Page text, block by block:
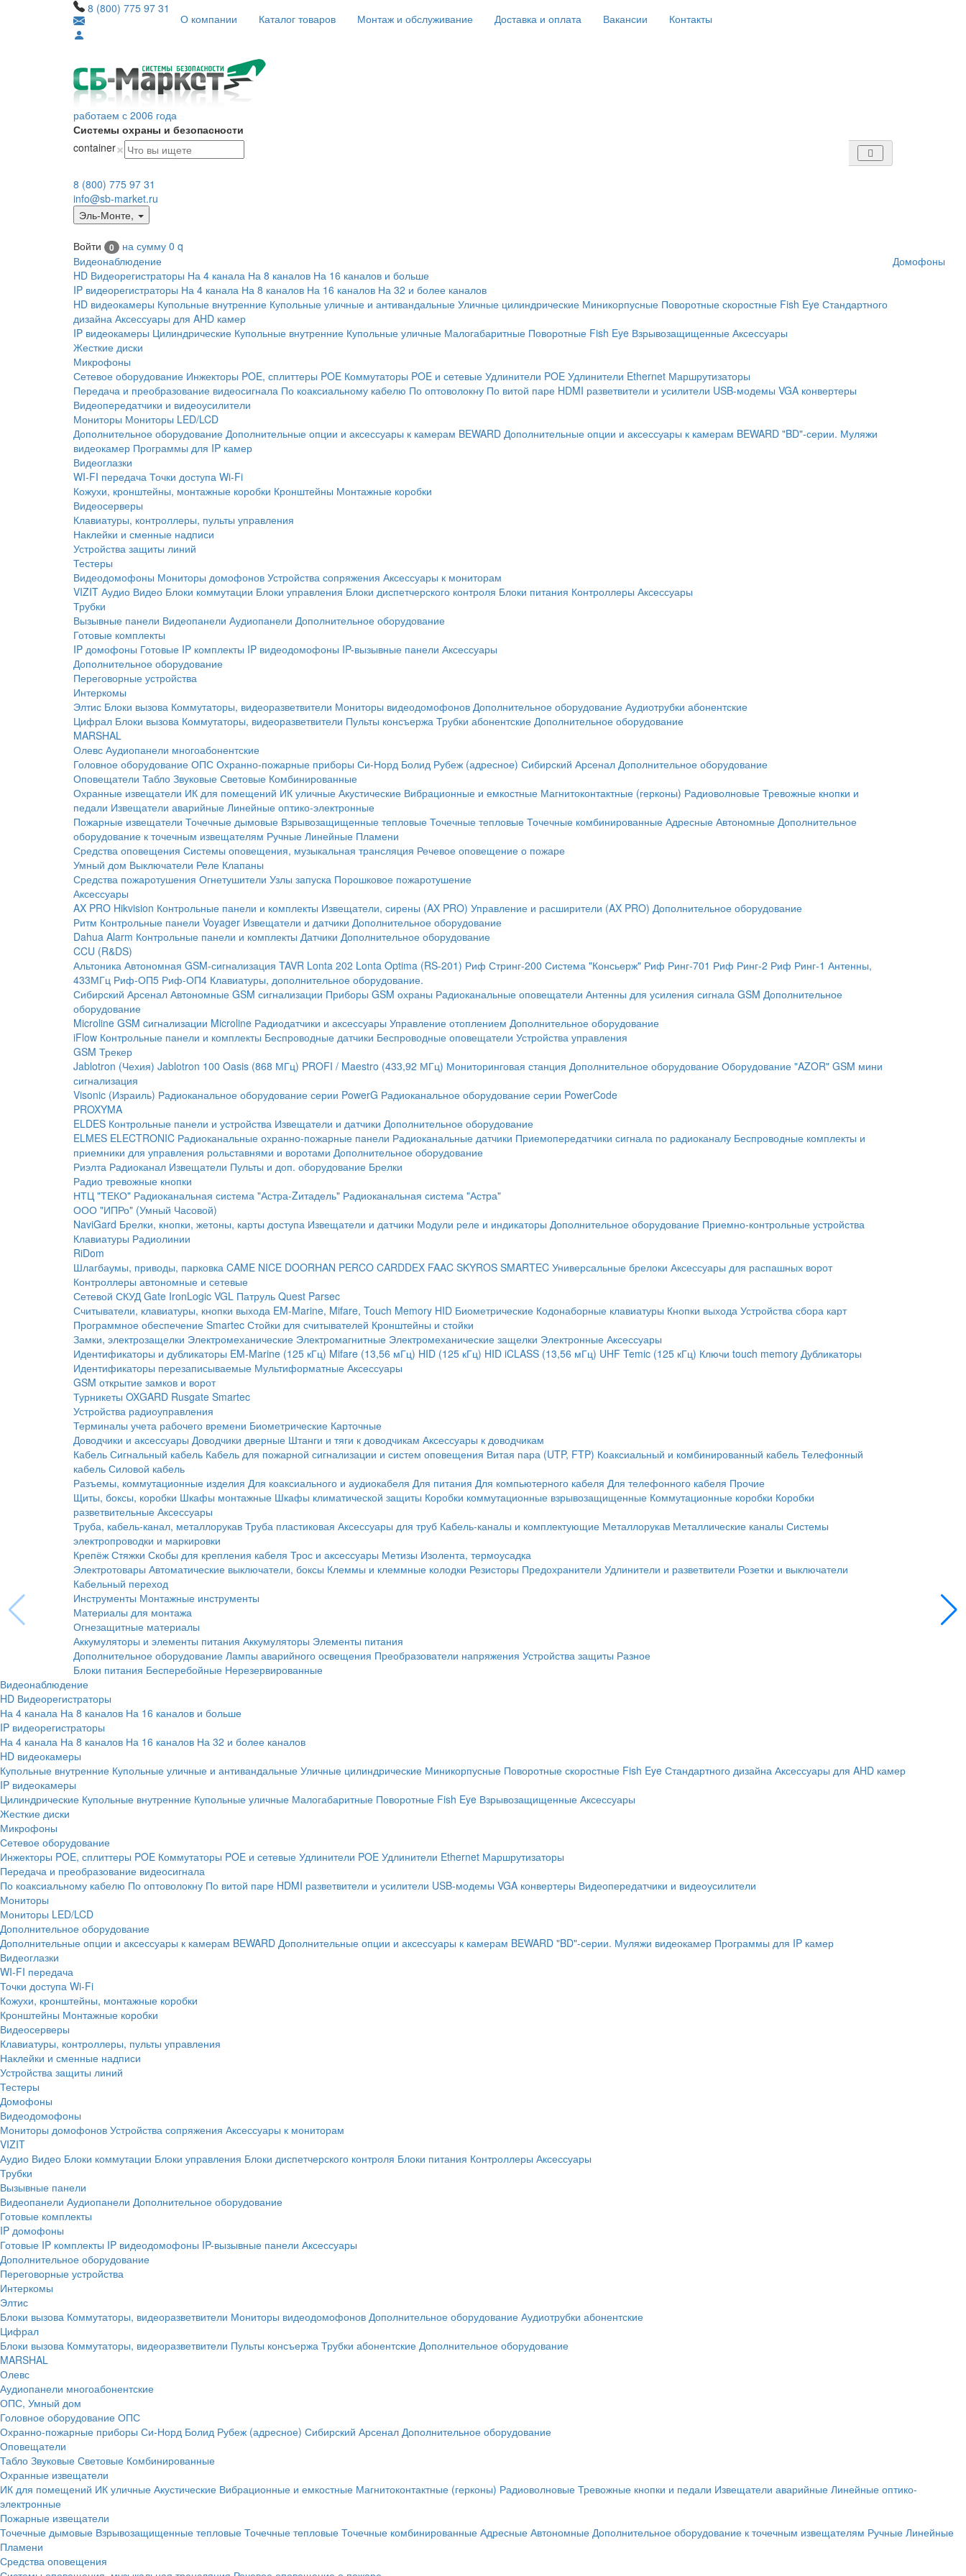
8 (800) 775 97 31
О компании Каталог товаров Монтаж и обслуживание Доставка и оплата Вакансии Контакты
работаем с 2006 года
Системы охраны и безопасности
container×
8 (800) 775 97 31
info@sb-market.ru
Эль-Монте,
Войти 0 на сумму 0 q
Видеонаблюдение
Домофоны
HD Видеорегистраторы На 4 канала На 8 каналов На 16 каналов и больше
IP видеорегистраторы На 4 канала На 8 каналов На 16 каналов На 32 и более каналов
HD видеокамеры Купольные внутренние Купольные уличные и антивандальные Уличные цилиндрические Миникорпусные Поворотные скоростные Fish Eye Стандартного
дизайна Аксессуары для AHD камер
IP видеокамеры Цилиндрические Купольные внутренние Купольные уличные Малогабаритные Поворотные Fish Eye Взрывозащищенные Аксессуары
Жесткие диски
Микрофоны
Сетевое оборудование Инжекторы POE, сплиттеры POE Коммутаторы POE и сетевые Удлинители POE Удлинители Ethernet Маршрутизаторы
Передача и преобразование видеосигнала По коаксиальному кабелю По оптоволокну По витой паре HDMI разветвители и усилители USB-модемы VGA конвертеры
Видеопередатчики и видеоусилители
Мониторы Мониторы LED/LCD
Дополнительное оборудование Дополнительные опции и аксессуары к камерам BEWARD Дополнительные опции и аксессуары к камерам BEWARD "BD"-серии. Муляжи
видеокамер Программы для IP камер
Видеоглазки
WI-FI передача Точки доступа Wi-Fi
Кожухи, кронштейны, монтажные коробки Кронштейны Монтажные коробки
Видеосерверы
Клавиатуры, контроллеры, пульты управления
Наклейки и сменные надписи
Устройства защиты линий
Тестеры
Видеодомофоны Мониторы домофонов Устройства сопряжения Аксессуары к мониторам
VIZIT Аудио Видео Блоки коммутации Блоки управления Блоки диспетчерского контроля Блоки питания Контроллеры Аксессуары
Трубки
Вызывные панели Видеопанели Аудиопанели Дополнительное оборудование
Готовые комплекты
IP домофоны Готовые IP комплекты IP видеодомофоны IP-вызывные панели Аксессуары
Дополнительное оборудование
Переговорные устройства
Интеркомы
Элтис Блоки вызова Коммутаторы, видеоразветвители Мониторы видеодомофонов Дополнительное оборудование Аудиотрубки абонентские
Цифрал Блоки вызова Коммутаторы, видеоразветвители Пульты консъержа Трубки абонентские Дополнительное оборудование
MARSHAL
Олевс Аудиопанели многоабонентские
Головное оборудование ОПС Охранно-пожарные приборы Си-Норд Болид Рубеж (адресное) Сибирский Арсенал Дополнительное оборудование
Оповещатели Табло Звуковые Световые Комбинированные
Охранные извещатели ИК для помещений ИК уличные Акустические Вибрационные и емкостные Магнитоконтактные (герконы) Радиоволновые Тревожные кнопки и
педали Извещатели аварийные Линейные оптико-электронные
Пожарные извещатели Точечные дымовые Взрывозащищенные тепловые Точечные тепловые Точечные комбинированные Адресные Автономные Дополнительное
оборудование к точечным извещателям Ручные Линейные Пламени
Средства оповещения Системы оповещения, музыкальная трансляция Речевое оповещение о пожаре
Умный дом Выключатели Реле Клапаны
Средства пожаротушения Огнетушители Узлы запуска Порошковое пожаротушение
Аксессуары
AX PRO Hikvision Контрольные панели и комплекты Извещатели, сирены (AX PRO) Управление и расширители (AX PRO) Дополнительное оборудование
Ритм Контрольные панели Voyager Извещатели и датчики Дополнительное оборудование
Dahua Alarm Контрольные панели и комплекты Датчики Дополнительное оборудование
CCU (R&DS)
Альтоника Автономная GSM-сигнализация TAVR Lonta 202 Lonta Optima (RS-201) Риф Стринг-200 Система "Консьерж" Риф Ринг-701 Риф Ринг-2 Риф Ринг-1 Антенны,
433МГц Риф-ОП5 Риф-ОП4 Клавиатуры, дополнительное оборудование.
Сибирский Арсенал Автономные GSM сигнализации Приборы GSM охраны Радиоканальные оповещатели Антенны для усиления сигнала GSM Дополнительное
оборудование
Microline GSM cигнализации Microline Радиодатчики и аксессуары Управление отоплением Дополнительное оборудование
iFlow Контрольные панели и комплекты Беспроводные датчики Беспроводные оповещатели Устройства управления
GSM Трекер
Jablotron (Чехия) Jablotron 100 Oasis (868 МГц) PROFI / Maestro (433,92 МГц) Мониторинговая станция Дополнительное оборудование Оборудование "AZOR" GSM мини
сигнализация
Visonic (Израиль) Радиоканальное оборудование серии PowerG Радиоканальное оборудование серии PowerCode
PROXYMA
ELDES Контрольные панели и устройства Извещатели и датчики Дополнительное оборудование
ELMES ELECTRONIC Радиоканальные охранно-пожарные панели Радиоканальные датчики Приемопередатчики сигнала по радиоканалу Беспроводные комплекты и
приемники для управления рольставнями и воротами Дополнительное оборудование
Риэлта Радиоканал Извещатели Пульты и доп. оборудование Брелки
Радио тревожные кнопки
НТЦ "ТЕКО" Радиоканальная система "Астра-Zитадель" Радиоканальная система "Астра"
ООО "ИПРо" (Умный Часовой)
NaviGard Брелки, кнопки, жетоны, карты доступа Извещатели и датчики Модули реле и индикаторы Дополнительное оборудование Приемно-контрольные устройства
Клавиатуры Радиолинии
RiDom
Шлагбаумы, приводы, парковка CAME NICE DOORHAN PERCO CARDDEX FAAC SKYROS SMARTEC Универсальные брелоки Аксессуары для распашных ворот
Контроллеры автономные и сетевые
Сетевой СКУД Gate IronLogic VGL Патруль Quest Parsec
Считыватели, клавиатуры, кнопки выхода EM-Marine, Mifare, Touch Memory HID Биометрические Кодонаборные клавиатуры Кнопки выхода Устройства сбора карт
Программное обеспечение Smartec Стойки для считывателей Кронштейны и стойки
Замки, электрозащелки Электромеханические Электромагнитные Электромеханические защелки Электронные Аксессуары
Идентификаторы и дубликаторы EM-Marine (125 кГц) Mifare (13,56 мГц) HID (125 кГц) HID iCLASS (13,56 мГц) UHF Temic (125 кГц) Ключи touch memory Дубликаторы
Идентификаторы перезаписываемые Мультиформатные Аксессуары
GSM открытие замков и ворот
Турникеты OXGARD Rusgate Smartec
Устройства радиоуправления
Терминалы учета рабочего времени Биометрические Карточные
Доводчики и аксессуары Доводчики дверные Штанги и тяги к доводчикам Аксессуары к доводчикам
Кабель Сигнальный кабель Кабель для пожарной сигнализации и систем оповещения Витая пара (UTP, FTP) Коаксиальный и комбинированный кабель Телефонный
кабель Силовой кабель
Разъемы, коммутационные изделия Для коаксиального и аудиокабеля Для питания Для компьютерного кабеля Для телефонного кабеля Прочие
Щиты, боксы, коробки Шкафы монтажные Шкафы климатической защиты Коробки коммутационные взрывозащищенные Коммутационные коробки Коробки
разветвительные Аксессуары
Труба, кабель-канал, металлорукав Труба пластиковая Аксессуары для труб Кабель-каналы и комплектующие Металлорукав Металлические каналы Системы
электропроводки и маркировки
Крепёж Стяжки Скобы для крепления кабеля Трос и аксессуары Метизы Изолента, термоусадка
Электротовары Автоматические выключатели, боксы Клеммы и клеммные колодки Резисторы Предохранители Удлинители и разветвители Розетки и выключатели
Кабельный переход
Инструменты Монтажные инструменты
Материалы для монтажа
Огнезащитные материалы
Аккумуляторы и элементы питания Аккумуляторы Элементы питания
Дополнительное оборудование Лампы аварийного освещения Преобразователи напряжения Устройства защиты Разное
Блоки питания Бесперебойные Нерезервированные
Видеонаблюдение
HD Видеорегистраторы
На 4 канала На 8 каналов На 16 каналов и больше
IP видеорегистраторы
На 4 канала На 8 каналов На 16 каналов На 32 и более каналов
HD видеокамеры
Купольные внутренние Купольные уличные и антивандальные Уличные цилиндрические Миникорпусные Поворотные скоростные Fish Eye Стандартного дизайна Аксессуары для AHD камер
IP видеокамеры
Цилиндрические Купольные внутренние Купольные уличные Малогабаритные Поворотные Fish Eye Взрывозащищенные Аксессуары
Жесткие диски
Микрофоны
Сетевое оборудование
Инжекторы POE, сплиттеры POE Коммутаторы POE и сетевые Удлинители POE Удлинители Ethernet Маршрутизаторы
Передача и преобразование видеосигнала
По коаксиальному кабелю По оптоволокну По витой паре HDMI разветвители и усилители USB-модемы VGA конвертеры Видеопередатчики и видеоусилители
Мониторы
Мониторы LED/LCD
Дополнительное оборудование
Дополнительные опции и аксессуары к камерам BEWARD Дополнительные опции и аксессуары к камерам BEWARD "BD"-серии. Муляжи видеокамер Программы для IP камер
Видеоглазки
WI-FI передача
Точки доступа Wi-Fi
Кожухи, кронштейны, монтажные коробки
Кронштейны Монтажные коробки
Видеосерверы
Клавиатуры, контроллеры, пульты управления
Наклейки и сменные надписи
Устройства защиты линий
Тестеры
Домофоны
Видеодомофоны
Мониторы домофонов Устройства сопряжения Аксессуары к мониторам
VIZIT
Аудио Видео Блоки коммутации Блоки управления Блоки диспетчерского контроля Блоки питания Контроллеры Аксессуары
Трубки
Вызывные панели
Видеопанели Аудиопанели Дополнительное оборудование
Готовые комплекты
IP домофоны
Готовые IP комплекты IP видеодомофоны IP-вызывные панели Аксессуары
Дополнительное оборудование
Переговорные устройства
Интеркомы
Элтис
Блоки вызова Коммутаторы, видеоразветвители Мониторы видеодомофонов Дополнительное оборудование Аудиотрубки абонентские
Цифрал
Блоки вызова Коммутаторы, видеоразветвители Пульты консъержа Трубки абонентские Дополнительное оборудование
MARSHAL
Олевс
Аудиопанели многоабонентские
ОПС, Умный дом
Головное оборудование ОПС
Охранно-пожарные приборы Си-Норд Болид Рубеж (адресное) Сибирский Арсенал Дополнительное оборудование
Оповещатели
Табло Звуковые Световые Комбинированные
Охранные извещатели
ИК для помещений ИК уличные Акустические Вибрационные и емкостные Магнитоконтактные (герконы) Радиоволновые Тревожные кнопки и педали Извещатели аварийные Линейные оптико-
электронные
Пожарные извещатели
Точечные дымовые Взрывозащищенные тепловые Точечные тепловые Точечные комбинированные Адресные Автономные Дополнительное оборудование к точечным извещателям Ручные Линейные
Пламени
Средства оповещения